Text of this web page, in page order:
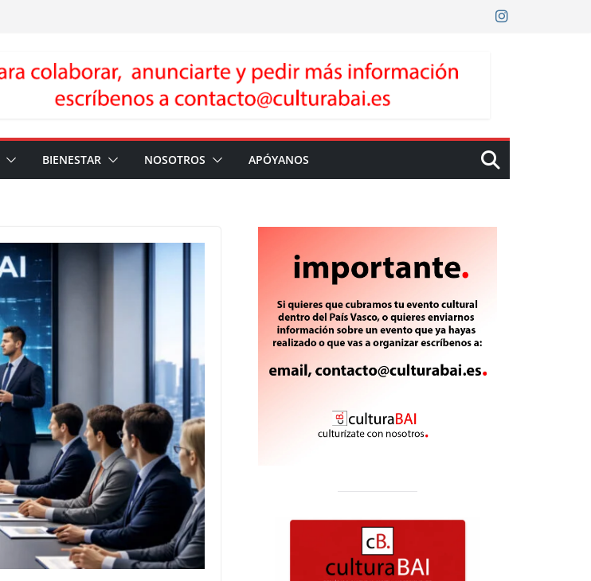
BIENESTAR NOSOTROS APÓYANOS